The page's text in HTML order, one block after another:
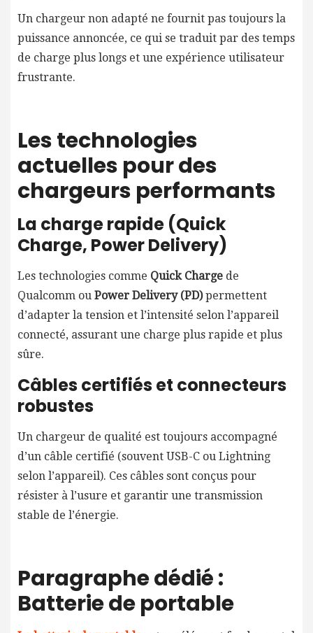
Un chargeur non adapté ne fournit pas toujours la
puissance annoncée, ce qui se traduit par des temps
de charge plus longs et une expérience utilisateur
frustrante.
Les technologies
actuelles pour des
chargeurs performants
La charge rapide (Quick
Charge, Power Delivery)
Les technologies comme Quick Charge de
Qualcomm ou Power Delivery (PD)permettent
d’adapter la tension et l’intensité selon l’appareil
connecté, assurant une charge plus rapide et plus
sûre.
Câbles certifiés et connecteurs
robustes
Un chargeur de qualité est toujours accompagné
d’un câble certifié (souvent USB-C ou Lightning
selon l’appareil). Ces câbles sont conçus pour
résister à l’usure et garantir une transmission
stable de l’énergie.
Paragraphe dédié :
Batterie de portable